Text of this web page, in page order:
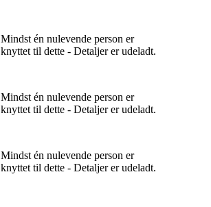
Mindst én nulevende person er
knyttet til dette - Detaljer er udeladt.
Mindst én nulevende person er
knyttet til dette - Detaljer er udeladt.
Mindst én nulevende person er
knyttet til dette - Detaljer er udeladt.